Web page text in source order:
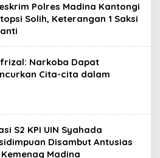
Polres Madina Kantongi
Solih, Keterangan 1 Saksi
Narkoba Dapat
Cita-cita dalam
S2 KPI UIN Syahada
Disambut Antusias
Madina